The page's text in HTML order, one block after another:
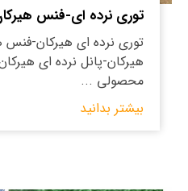
توری نرده ای-فنس
توری نرده ای هیرکان-
هیرکان-پانل نرده ای
محصولی ...
بیشتر بدانید